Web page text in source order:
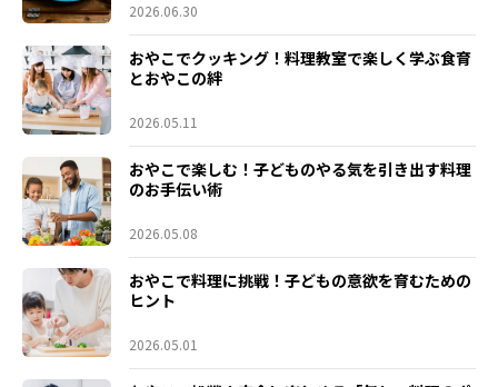
2026.06.30
おやこでクッキング！料理教室で楽しく学ぶ食育
とおやこの絆
2026.05.11
おやこで楽しむ！子どものやる気を引き出す料理
のお手伝い術
2026.05.08
おやこで料理に挑戦！子どもの意欲を育むための
ヒント
2026.05.01